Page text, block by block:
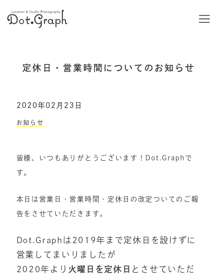
定休日・営業時間についてのお知らせ
2020年02月23日
お知らせ
皆様、いつもありがとうございます！Dot.Graphで
す。
本日は営業日・営業時間・定休日の改定ついてのご報
告をさせていただきます。
Dot.Graphは2019年まで定休日を設けずに
営業してまいりましたが
2020年より 火曜日を定休日 とさせていただ